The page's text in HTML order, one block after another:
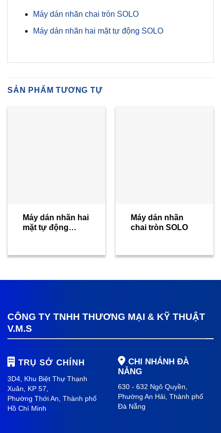
Máy dán nhãn chai tròn SOLO
Máy dán nhãn hai mặt tự động SOLO
SẢN PHẨM TƯƠNG TỰ
Máy dán nhãn hai
mặt tự động
Máy dán nhãn
chai tròn SOLO
CÔNG TY TNHH THƯƠNG MẠI & KỸ THUẬT
V.M.S
TRỤ SỞ CHÍNH
3D4, Khu Biệt Thự Thạnh
Xuân, KP 57,
Phường Thới An, Thành phố
Hồ Chí Minh
CHI NHÁNH ĐÀ
NẴNG
630 - 632 Ngô Quyền,
Phường An Hải , Thành phố
Đà Nẵng